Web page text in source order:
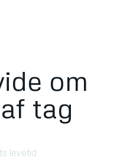
om
tag
levetid